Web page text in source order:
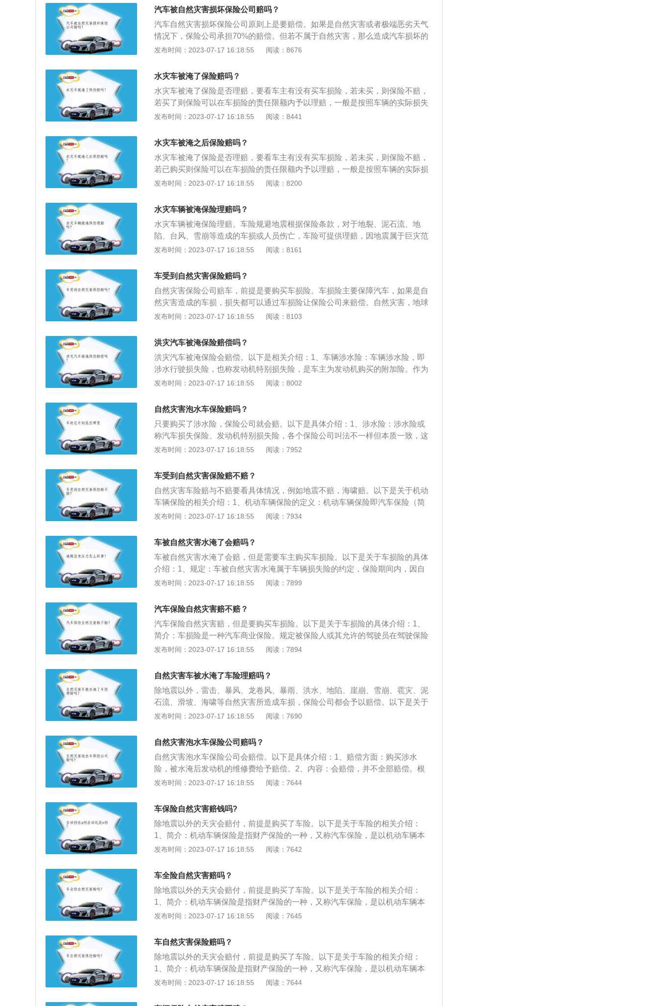
人协商解决。车辆损失险保险责任范围：1、被保险人或其允许的驾驶人员在使
用保险车辆过程中，因下列原因造成保险车辆的损失，保险人负责赔偿：①碰
撞、倾覆、坠落；②火灾、爆炸、自燃；③外界物体坠落、倒塌；④暴风、龙卷
风；⑤雷击、雹灾、暴雨、洪水、海啸；⑥地陷、冰陷、崖崩、雪崩、泥石流、
滑坡；⑦载运保险车辆的渡船遭受自然灾害(只限于有驾驶人员随车照料者)。2、
理的施救费用，由保险人承担，最高不超过保险金额的数额。
汽车被自然灾害损坏保险公司赔吗？
汽车自然灾害损坏保险公司原则上是要赔偿。如果是自然灾害或者极端恶劣天气
情况下，保险公司承担70%的赔偿。但若不属于自然灾害，那么造成汽车损坏的
其管理者或者所有人承担责任或者部分责任。只要符合保险合同的规定，保险公
介绍：不违法就保护：只要车主不涉嫌饮酒、吸毒等违法行为，您的合法权益就
受到法律保护，只要拥有三者、车损和不计免赔等险种，保险公司就不能找任何
借口拒绝赔付因车辆损坏带来的财产损失。走简易程序：日常用车过程中难免发
生小剐小蹭等事故。处理类似事故通常走简易程序，拍照取证后等待交警划分责
任。明确主/次责任后，就能在各自的保险公司备案并等待理赔。
发布时间：2023-07-17 16:18:55 阅读：8676
水灾车被淹了保险赔吗？
水灾车被淹了保险是否理赔，要看车主有没有买车损险，若未买，则保险不赔，
若买了则保险可以在车损险的责任限额内予以理赔，一般是按照车辆的实际损失
进行赔付。更多相关资料如下：车损险：车损险是指被保险人或其允许的驾驶员
以赔偿的一种汽车商业保险。赔付：按照保险新条款购买车险的车主，车辆被淹
的损失由保险公司依照合同负责赔付。而在保险新条款生效之前购买车险的车
主，赔付需要分情况讨论。
发布时间：2023-07-17 16:18:55 阅读：8441
水灾车被淹之后保险赔吗？
水灾车被淹了保险是否理赔，要看车主有没有买车损险，若未买，则保险不赔，
若已购买则保险可以在车损险的责任限额内予以理赔，一般是按照车辆的实际损
失进行赔付。只要车主投保了车损险，那么车辆涉水就能获得保险赔付。车损险
行全额赔付，超过保额则车损险不赔。不过，车被水淹，车损险不一定可以全额
赔付，要根据实际情况而定。一旦车辆被被浸泡在水里，那么车主必须马上拨打
保险公司的客服电话进行报案；保险公司赔或者不赔，赔多少，都是要通过定损
后才能确定，所以要对现场进行拍照取证，及时拍下现场照片和车辆的受损情
况，以便定损员进行定损；车主施救爱车所产生的费用也可以由保险公司来报
发布时间：2023-07-17 16:18:55 阅读：8200
水灾车辆被淹保险理赔吗？
水灾车辆被淹保险理赔。车险规避地震根据保险条款，对于地裂、泥石流、地
陷、台风、雪崩等造成的车损或人员伤亡，车险可提供理赔，因地震属于巨灾范
围，车险条款都无一例外明确将地震列为除外责任。以下是关于保险拒赔情况介
车辆发动机试图开出涉水区域导致发动机进水，这种情况下产生的损害保险公司
会拒赔，因此即使车主购买车损险也不要车辆涉水熄火的情况再次启动发动机。
车主在已知水深还进行驾车：车主在遇到积水严重区域时明知积水较深，但车主
依然试图驱车开过去，这种情况下导致发动机进水损坏，保险公司也会拒绝赔
偿。
发布时间：2023-07-17 16:18:55 阅读：8161
车受到自然灾害保险赔吗？
自然灾害保险公司赔车，前提是要购买车损险。车损险主要保障汽车，如果是自
然灾害造成的车损，损失都可以通过车损险让保险公司来赔偿。自然灾害，地球
上的自然变异，包括人类活动诱发的自然变异，无时无地不在发生，当这种变异
意事项：1、关于报案电话打不通：先就近找保险公司定损中心工作人员过去拍
照，如果是在维修厂则可边拆边定损。如果因打不通电话超出报案时间，保险公
司会根据特殊情况特殊处理。2、关于玻璃单独破损能否获赔：受暴雨影响车辆
玻璃被砸，如只是前后玻璃或四门玻璃单独破损，车主又没投保玻璃单独破损
险，保险公司免责不赔。但如若被砸的还有车身，所有损失都将获赔。3、全险
以就算车主已买全保，水浸导致车辆发动机受损，保险公司不赔此损失。4、水
浸车强启发动机损坏不赔：保险公司对于车主自身操作错误所强行启动发动机而
导致发动机损坏的，就算购买涉水险保险公司也不赔。5、定损前切忌自行清
并立即向公安机关交通管理部门报案。
发布时间：2023-07-17 16:18:55 阅读：8103
洪灾汽车被淹保险赔偿吗？
洪灾汽车被淹保险会赔偿。以下是相关介绍：1、车辆涉水险：车辆涉水险，即
涉水行驶损失险，也称发动机特别损失险，是车主为发动机购买的附加险。作为
附加险并不是车主想买就能买。但是涉水险所导致的发动机损坏，若是车主在浸
的合法驾驶人在使用保险机动车过程中，因暴雨、洪水后造成保险机动车的发动
机损坏，保险人按照保险合同约定负责赔偿。
发布时间：2023-07-17 16:18:55 阅读：8002
自然灾害泡水车保险赔吗？
只要购买了涉水险，保险公司就会赔。以下是具体介绍：1、涉水险：涉水险或
称汽车损失保险、发动机特别损失险，各个保险公司叫法不一样但本质一致，这
是一种新衍生的险种，均指车主为发动机购买的附加险。2、泡水车：泡水车是
车身座椅，车身底部部件与水长时间接触的机动车，这样的车子危险系数很大，
电路容易造成短路，起火等。
发布时间：2023-07-17 16:18:55 阅读：7952
车受到自然灾害保险赔不赔？
自然灾害车险赔与不赔要看具体情况，例如地震不赔，海啸赔。以下是关于机动
车辆保险的相关介绍：1、机动车辆保险的定义：机动车辆保险即汽车保险（简
称车险），是指对机动车辆由于自然灾害或意外事故所造成的人身伤亡或财产损
发展，是在第二次世界大战后，一方面，汽车的普及使道路事故危险构成一种普
遍性的社会危险；另一方面，许多国家将包括汽车在内的各种机动车辆第三者责
任列入强制保险的范围。因此，机动车辆保险业务在全球均是具有普遍意义的保
险业务。
发布时间：2023-07-17 16:18:55 阅读：7934
车被自然灾害水淹了会赔吗？
车被自然灾害水淹了会赔，但是需要车主购买车损险。以下是关于车损险的具体
介绍：1、规定：车被自然灾害水淹属于车辆损失险的约定，保险期间内，因自
然灾害所造成被保险机动车的直接损失，保险人依照本保险合同的约定负责赔
车辆损失险一般有30%左右的免赔额，保险公司赔偿损失金额的70%。
发布时间：2023-07-17 16:18:55 阅读：7899
汽车保险自然灾害赔不赔？
汽车保险自然灾害赔，但是要购买车损险。以下是关于车损险的具体介绍：1、
简介：车损险是一种汽车商业保险。规定被保险人或其允许的驾驶员在驾驶保险
车辆时发生保险事故而造成保险车辆受损时，保险公司在合理范围内应予以赔
塌、暴风、龙卷风、雷击、雹灾、暴雨、洪水、海啸、地陷、冰陷、崖崩、雪
崩、泥石流、滑坡等自然灾害。
发布时间：2023-07-17 16:18:55 阅读：7894
自然灾害车被水淹了车险理赔吗？
除地震以外，雷击、暴风、龙卷风、暴雨、洪水、地陷、崖崩、雪崩、雹灾、泥
石流、滑坡、海啸等自然灾害所造成车损，保险公司都会予以赔偿。以下是关于
识别泡水车和事故车的方法：1、检查车锁：看是否有被撬开破坏或者灌胶的痕
个车门锁。应注意，如果转动很费力，甚至快要拧断钥匙时才能打开，都有可能
是因为泡水，导致中控马达生锈导致工作不良。2、发动机舱：检查发动机舱内
的照明灯和信号灯组的固定脚架是否断裂或松脱。检查电线接头及插座，如果内
有大量泥沙或附着有锈斑，表明可能为泡水车。3、发动机室的鉴定：检查引擎
本体上访电线及真空管，高压点火线圈与火花塞缝隙是否有泥浆附着痕迹，判断
判断泡水车的机率。
发布时间：2023-07-17 16:18:55 阅读：7690
自然灾害泡水车保险公司赔吗？
自然灾害泡水车保险公司会赔偿。以下是具体介绍：1、赔偿方面：购买涉水
险，被水淹后发动机的维修费给予赔偿。2、内容：会赔偿，并不全部赔偿。根
据国机动车保险条款有关规定，自然灾害造成车辆损失属于商业车险中车损险保
核心的发动机则不包含在内，发动机不给予赔偿，修理需自费。购买涉水险，被
水淹后发动机的维修费用才会给予赔偿，二次启动造成发动机损伤保险公司是不
赔。
发布时间：2023-07-17 16:18:55 阅读：7644
车保险自然灾害赔钱吗?
除地震以外的天灾会赔付，前提是购买了车险。以下是关于车险的相关介绍：
1、简介：机动车辆保险是指财产保险的一种，又称汽车保险，是以机动车辆本
身及机动车辆的第三者责任为保险标的一种运输工具保险。2、机动险种：机动
分为车辆损失险和第三者责任保险、全车盗抢险（盗抢险）、车上人员责任险
（司机责任险和乘客责任险）。
发布时间：2023-07-17 16:18:55 阅读：7642
车全险自然灾害赔吗？
除地震以外的天灾会赔付，前提是购买了车险。以下是关于车险的相关介绍：
1、简介：机动车辆保险是指财产保险的一种，又称汽车保险，是以机动车辆本
身及机动车辆的第三者责任为保险标的一种运输工具保险。2、机动险种：机动
分为车辆损失险和第三者责任保险、全车盗抢险（盗抢险）、车上人员责任险
（司机责任险和乘客责任险）。
发布时间：2023-07-17 16:18:55 阅读：7645
车自然灾害保险赔吗？
除地震以外的天灾会赔付，前提是购买了车险。以下是关于车险的相关介绍：
1、简介：机动车辆保险是指财产保险的一种，又称汽车保险，是以机动车辆本
身及机动车辆的第三者责任为保险标的一种运输工具保险。2、机动险种：机动
分为车辆损失险和第三者责任保险、全车盗抢险（盗抢险）、车上人员责任险
发布时间：2023-07-17 16:18:55 阅读：7644